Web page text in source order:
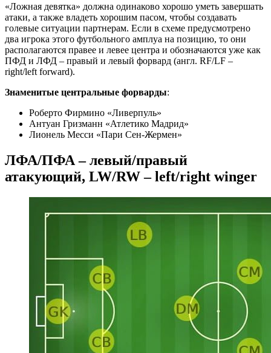
«Ложная девятка» должна одинаково хорошо уметь завершать
атаки, а также владеть хорошим пасом, чтобы создавать
голевые ситуации партнерам. Если в схеме предусмотрено
два игрока этого футбольного амплуа на позицию, то они
располагаются правее и левее центра и обозначаются уже как
ПФД и ЛФД – правый и левый форвард (англ. RF/LF –
right/left forward).
Знаменитые центральные форварды:
Роберто Фирмино «Ливерпуль»
Антуан Гризманн «Атлетико Мадрид»
Лионель Месси «Пари Сен-Жермен»
ЛФА/ПФА – левый/правый
атакующий, LW/RW – left/right winger